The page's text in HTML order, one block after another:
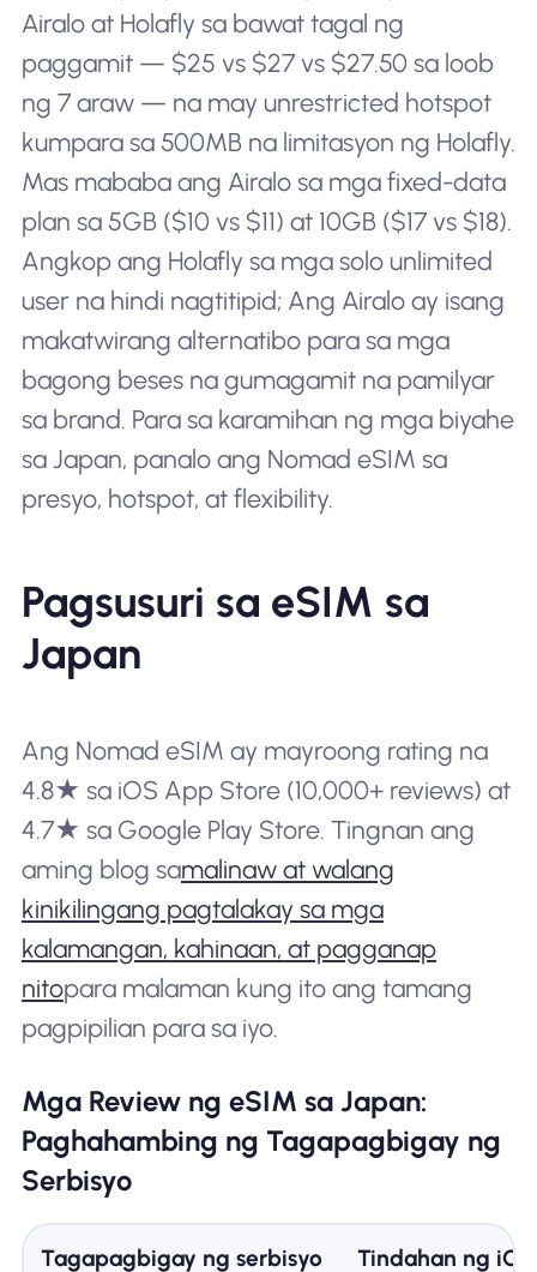
Airalo at Holafly sa bawat tagal ng
paggamit — $25 vs $27 vs $27.50 sa loob
ng 7 araw — na may unrestricted hotspot
kumpara sa 500MB na limitasyon ng Holafly.
Mas mababa ang Airalo sa mga fixed-data
plan sa 5GB ($10 vs $11) at 10GB ($17 vs $18).
Angkop ang Holafly sa mga solo unlimited
user na hindi nagtitipid; Ang Airalo ay isang
makatwirang alternatibo para sa mga
bagong beses na gumagamit na pamilyar
sa brand. Para sa karamihan ng mga biyahe
sa Japan, panalo ang Nomad eSIM sa
presyo, hotspot, at flexibility.
Pagsusuri sa eSIM sa
Japan
Ang Nomad eSIM ay mayroong rating na
4.8★ sa iOS App Store (10,000+ reviews) at
4.7★ sa Google Play Store. Tingnan ang
aming blog samalinaw at walang
kinikilingang pagtalakay sa mga
kalamangan, kahinaan, at pagganap
nitopara malaman kung ito ang tamang
pagpipilian para sa iyo.
Mga Review ng eSIM sa Japan:
Paghahambing ng Tagapagbigay ng
Serbisyo
Tagapagbigay ng serbisyo Tindahan ng